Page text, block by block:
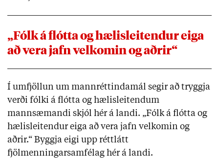
„Fólk á flótta og hælisleitendur eiga
að vera jafn velkomin og aðrir“
Í umfjöllun um mannréttindamál segir að tryggja
verði fólki á flótta og hælisleitendum
mannsæmandi skjól hér á landi. „Fólk á flótta og
hælisleitendur eiga að vera jafn velkomin og
aðrir.“ Byggja eigi upp réttlátt
fjölmenningarsamfélag hér á landi.